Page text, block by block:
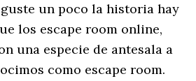
un poco la historia hay
los escape room online,
una especie de antesala a
como escape room.